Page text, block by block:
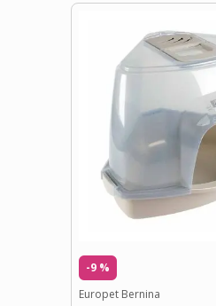
-9 %
Europet Bernina